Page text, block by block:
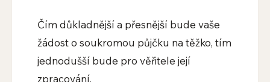
Čím důkladnější a přesnější bude vaše
žádost o soukromou půjčku na těžko, tím
jednodušší bude pro věřitele její
zpracování.